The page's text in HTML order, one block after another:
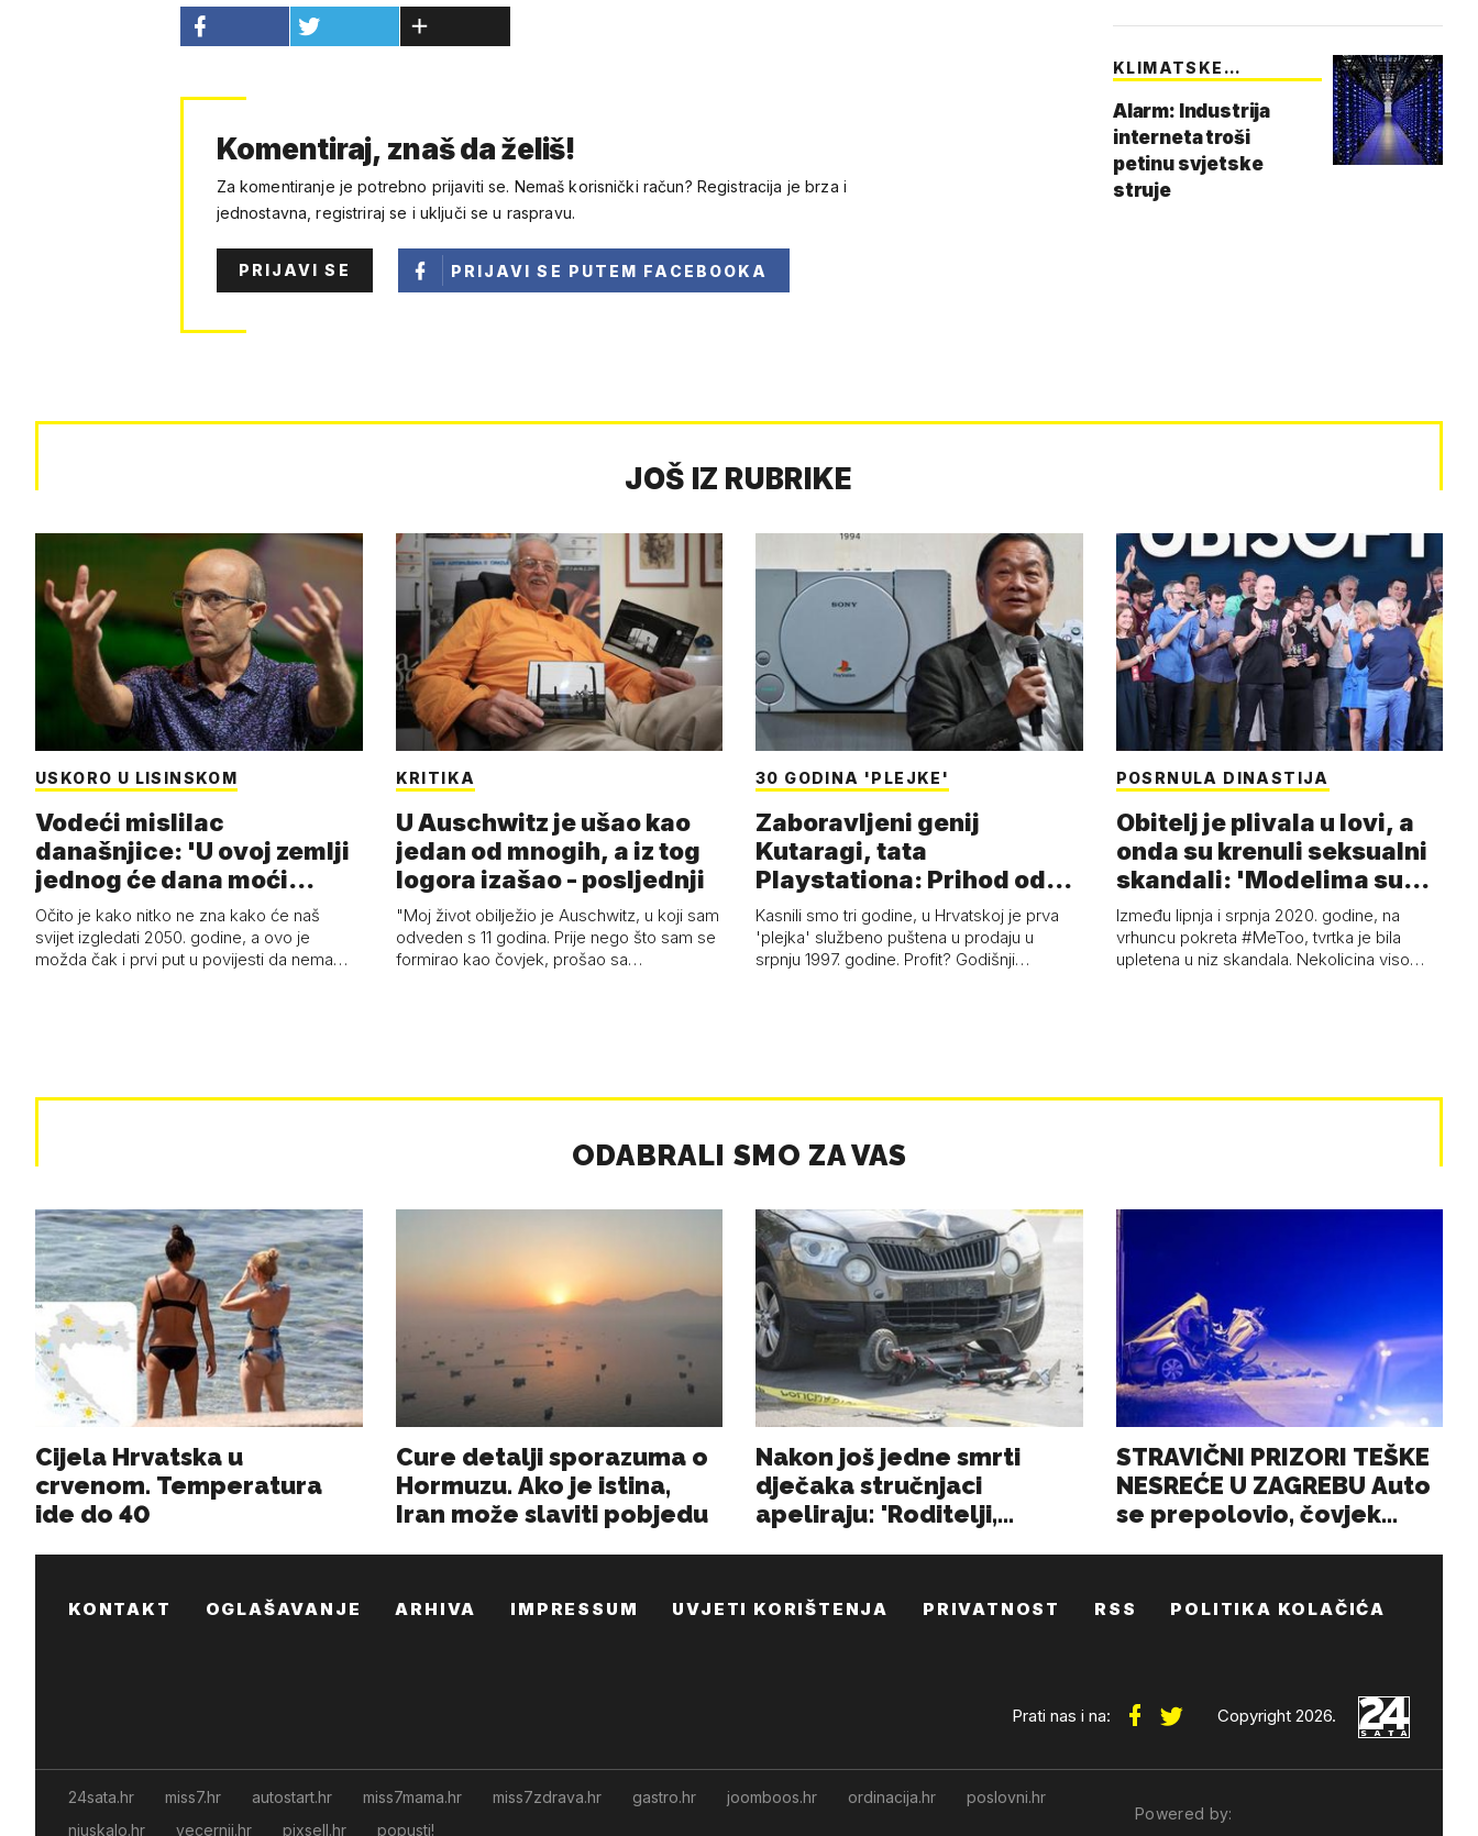
Komentiraj, znaš da želiš!
Za komentiranje je potrebno prijaviti se. Nemaš korisnički račun? Registracija je brza i
jednostavna, registriraj se i uključi se u raspravu.
PRIJAVI SE PRIJAVI SE PUTEM FACEBOOKA
KLIMATSKE
Alarm: Industrija
interneta troši
petinu svjetske
struje
JOŠ IZ RUBRIKE
USKORO U LISINSKOM
Vodeći mislilac
današnjice: 'U ovoj zemlji
jednog će dana moći
razviti i superl…
Očito je kako nitko ne zna kako će naš
svijet izgledati 2050. godine, a ovo je
možda čak i prvi put u povijesti da nema…
KRITIKA
U Auschwitz je ušao kao
jedan od mnogih, a iz tog
logora izašao - posljednji
"Moj život obilježio je Auschwitz, u koji sam
odveden s 11 godina. Prije nego što sam se
formirao kao čovjek, prošao sa…
30 GODINA 'PLEJKE'
Zaboravljeni genij
Kutaragi, tata
Playstationa: Prihod od
'plejke' kao hrvatski…
Kasnili smo tri godine, u Hrvatskoj je prva
'plejka' službeno puštena u prodaju u
srpnju 1997. godine. Profit? Godišnji…
POSRNULA DINASTIJA
Obitelj je plivala u lovi, a
onda su krenuli seksualni
skandali: 'Modelima su
s…
Između lipnja i srpnja 2020. godine, na
vrhuncu pokreta #MeToo, tvrtka je bila
upletena u niz skandala. Nekolicina viso…
KONTAKT OGLAŠAVANJE ARHIVA IMPRESSUM UVJETI KORIŠTENJA PRIVATNOST RSS POLITIKA KOLAČIĆA
Prati nas i na: Copyright 2026.
24sata.hr miss7.hr autostart.hr miss7mama.hr miss7zdrava.hr gastro.hr joomboos.hr ordinacija.hr
poslovni.hr
njuskalo.hr
vecernji.hr pixsell.hr popusti!
Powered by: